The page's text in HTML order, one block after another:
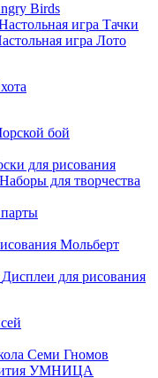
Birds
игра Тачки
игра Лото
бой
для рисования
Наборы для творчества
Мольберт
Дисплеи для рисования
Семи Гномов